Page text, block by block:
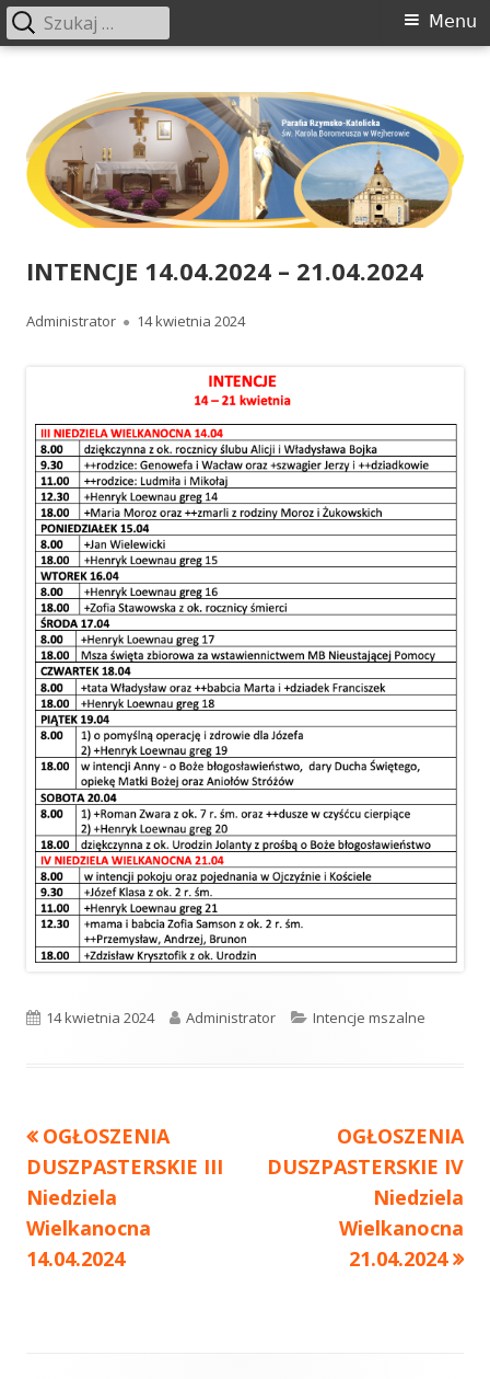
treści
Menu
Menu
Szukaj:
INTENCJE 14.04.2024 – 21.04.2024
Autor
Administrator Opublikowano
14 kwietnia 2024
Opublikowano
14 kwietnia 2024 Autor
Administrator Kategorie
Intencje mszalne
Nawigacja
wpisu
Poprzedni
artykół
OGŁOSZENIA
DUSZPASTERSKIE III
Niedziela
Wielkanocna
14.04.2024
Następny
artykół:
OGŁOSZENIA
DUSZPASTERSKIE IV
Niedziela
Wielkanocna
21.04.2024